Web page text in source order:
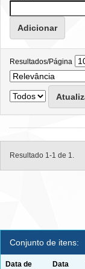
Resultados/Página
Resultado 1-1 de 1.
Conjunto de itens:
Data de
Data